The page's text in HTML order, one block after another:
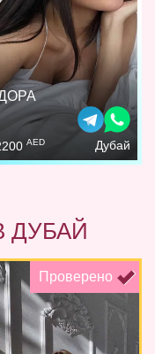
AED Дубай
ДУБАЙ
Проверено